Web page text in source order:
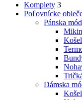
Komplety 3
Poľovnícke
Pánska
Dámska